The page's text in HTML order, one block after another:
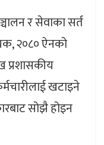
र सेवाका सर्त
२०८० ऐनको
प्रशासकीय
खटाइने
सोझै होइन